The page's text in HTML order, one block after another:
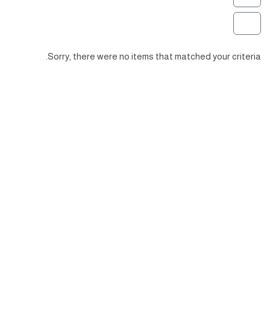
Sorry, there were no items that matched your criteria.